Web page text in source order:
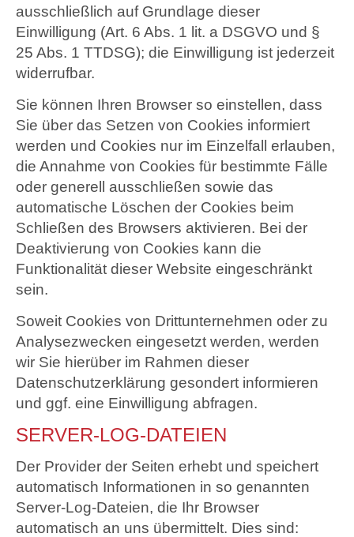
ausschließlich auf Grundlage dieser
Einwilligung (Art. 6 Abs. 1 lit. a DSGVO und §
25 Abs. 1 TTDSG); die Einwilligung ist jederzeit
widerrufbar.
Sie können Ihren Browser so einstellen, dass
Sie über das Setzen von Cookies informiert
werden und Cookies nur im Einzelfall erlauben,
die Annahme von Cookies für bestimmte Fälle
oder generell ausschließen sowie das
automatische Löschen der Cookies beim
Schließen des Browsers aktivieren. Bei der
Deaktivierung von Cookies kann die
Funktionalität dieser Website eingeschränkt
sein.
Soweit Cookies von Drittunternehmen oder zu
Analysezwecken eingesetzt werden, werden
wir Sie hierüber im Rahmen dieser
Datenschutzerklärung gesondert informieren
und ggf. eine Einwilligung abfragen.
SERVER-LOG-DATEIEN
Der Provider der Seiten erhebt und speichert
automatisch Informationen in so genannten
Server-Log-Dateien, die Ihr Browser
automatisch an uns übermittelt. Dies sind: